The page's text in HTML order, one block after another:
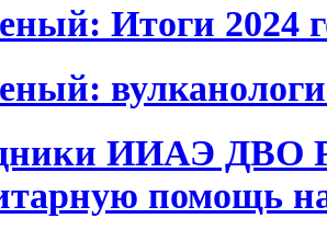
Итоги 2024
ИИАЭ ДВО
помощь